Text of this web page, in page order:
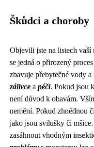
Škůdci a choroby
Objevili jste na listech vaší
se jedná o přirozený
zbavuje přebytečné vody
zálivce a péči. Pokud jsou
není důvod k obavám.
nemění. Pokud zhnědnou
jako jsou svilušky či
zasáhnout vhodným